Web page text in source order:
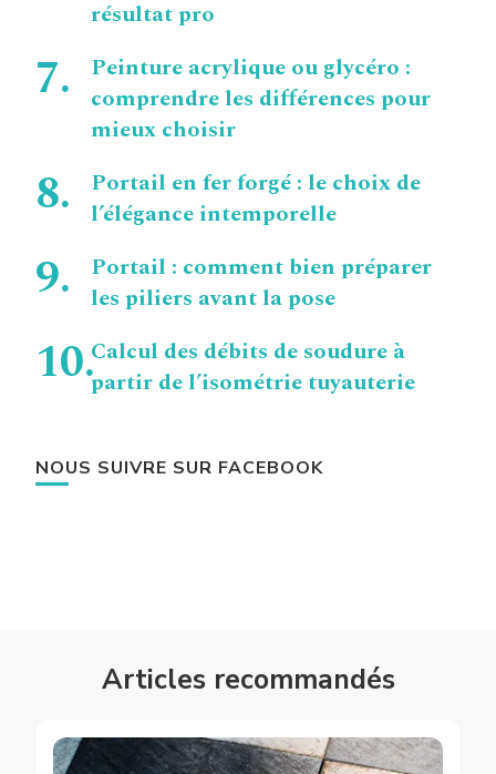
résultat pro
Peinture acrylique ou glycéro :
comprendre les différences pour
mieux choisir
Portail en fer forgé : le choix de
l’élégance intemporelle
Portail : comment bien préparer
les piliers avant la pose
Calcul des débits de soudure à
partir de l’isométrie tuyauterie
NOUS SUIVRE SUR FACEBOOK
Articles recommandés